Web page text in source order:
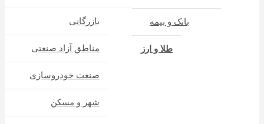
بازرگانی
مناطق آزاد صنعتی
صنعت خودروسازی
شهر و مسکن
بانک و بیمه
طلا و ارز